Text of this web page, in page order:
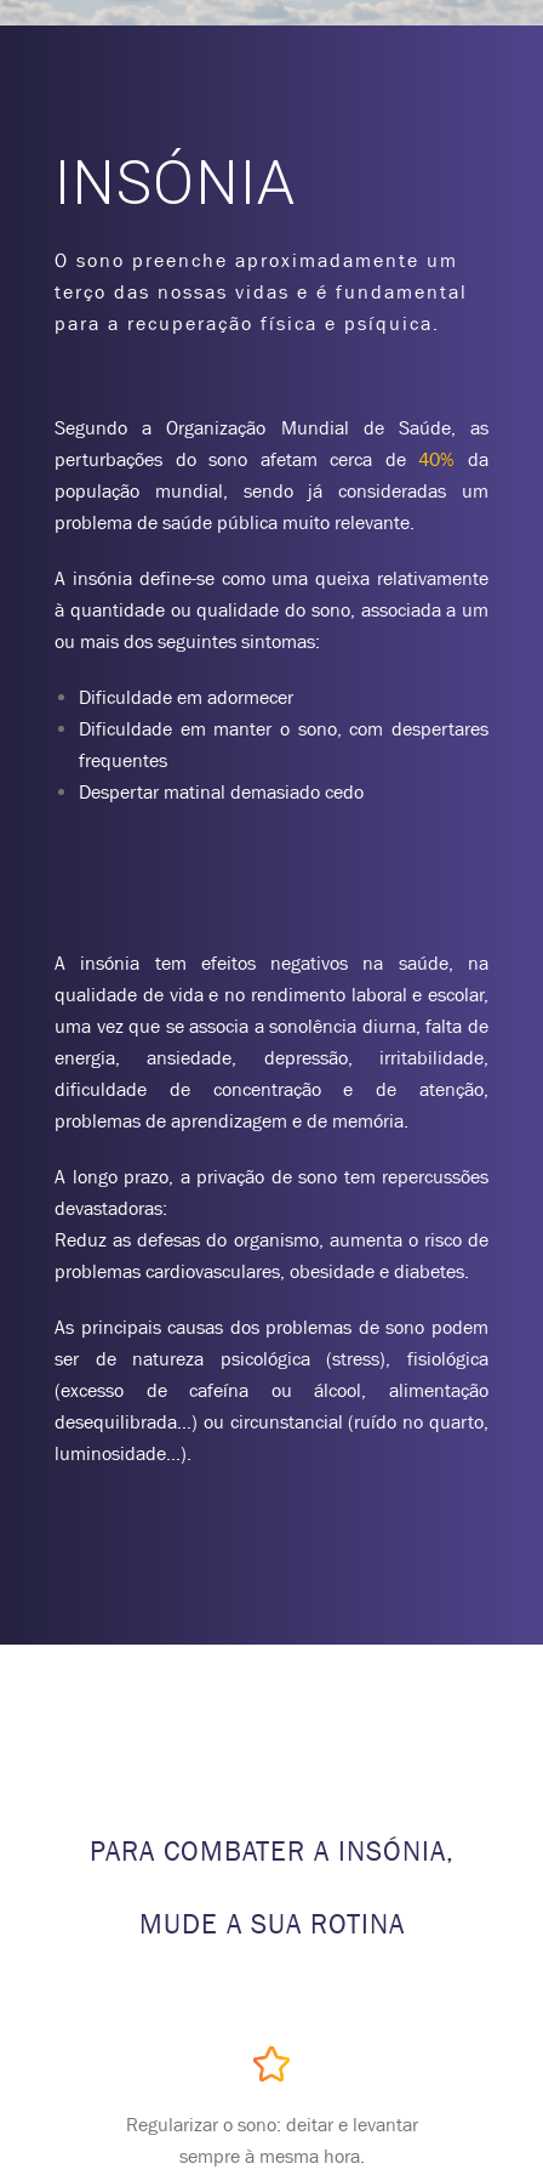
INSÓNIA
O sono preenche aproximadamente um
terço das nossas vidas e é fundamental
para a recuperação física e psíquica.
Segundo a Organização Mundial de Saúde, as
perturbações do sono afetam cerca de40%da
população mundial, sendo já consideradas um
problema de saúde pública muito relevante.
A insónia define-se como uma queixa relativamente
à quantidade ou qualidade do sono, associada a um
ou mais dos seguintes sintomas:
Dificuldade em adormecer
Dificuldade em manter o sono, com despertares
frequentes
Despertar matinal demasiado cedo
A insónia tem efeitos negativos na saúde, na
qualidade de vida e no rendimento laboral e escolar,
uma vez que se associa a sonolência diurna, falta de
energia, ansiedade, depressão, irritabilidade,
dificuldade de concentração e de atenção,
problemas de aprendizagem e de memória.
A longo prazo, a privação de sono tem repercussões
devastadoras:
Reduz as defesas do organismo, aumenta o risco de
problemas cardiovasculares, obesidade e diabetes.
As principais causas dos problemas de sono podem
ser de natureza psicológica (stress), fisiológica
(excesso de cafeína ou álcool, alimentação
desequilibrada…) ou circunstancial (ruído no quarto,
luminosidade…).
PARA COMBATER A INSÓNIA,
MUDE A SUA ROTINA
Regularizar o sono: deitar e levantar
sempre à mesma hora.